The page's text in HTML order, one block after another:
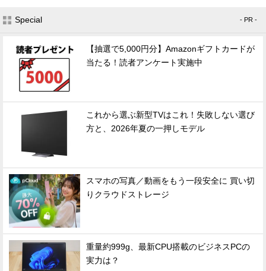
Special - PR -
【抽選で5,000円分】Amazonギフトカードが
当たる！読者アンケート実施中
これから選ぶ新型TVはこれ！失敗しない選び
方と、2026年夏の一押しモデル
スマホの写真／動画をもう一段安全に 買い切
りクラウドストレージ
重量約999g、最新CPU搭載のビジネスPCの
実力は？